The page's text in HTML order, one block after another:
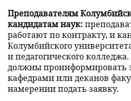
Преподавателям
кандидатам наук:
работают по контракту, и
Колумбийского
и педагогического
должны проинформировать
кафедрами или деканов
намерении подать заявку.